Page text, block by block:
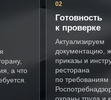
а что
02
Готовность
к проверке
Актуализируем
документацию,
приказы и
ресторана
по требованиям